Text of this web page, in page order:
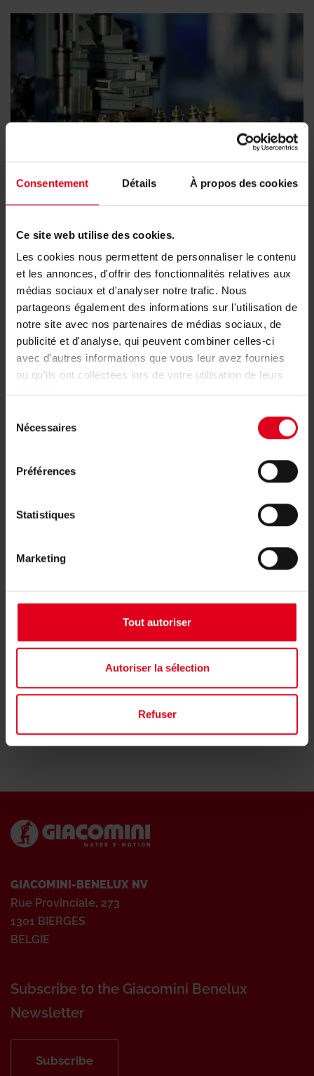
Consentement Détails À propos des cookies
Ce site web utilise des cookies.
Les cookies nous permettent de personnaliser le contenu
et les annonces, d'offrir des fonctionnalités relatives aux
médias sociaux et d'analyser notre trafic. Nous
partageons également des informations sur l'utilisation de
notre site avec nos partenaires de médias sociaux, de
publicité et d'analyse, qui peuvent combiner celles-ci
avec d'autres informations que vous leur avez fournies
ou qu'ils ont collectées lors de votre utilisation de leurs
Nécessaires
Préférences
Statistiques
Marketing
Tout autoriser
Autoriser la sélection
Refuser
Componenten voor huishoudelijke
waterdistributieleidingen
Apparaten voor sanitaire
GIACOMINI-BENELUX NV
Rue Provinciale, 273
1301 BIERGES
BELGIE
Subscribe to the Giacomini Benelux
Newsletter
Subscribe